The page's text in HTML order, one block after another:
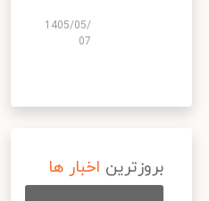
1405/05/
07
بروزترین اخبار ها